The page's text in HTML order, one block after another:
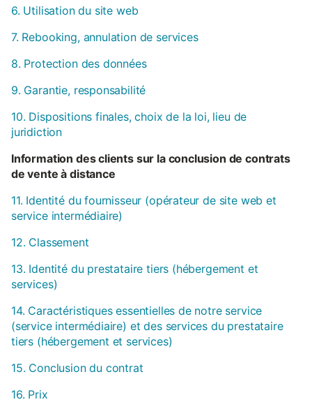
6. Utilisation du site web
7. Rebooking, annulation de services
8. Protection des données
9. Garantie, responsabilité
10. Dispositions finales, choix de la loi, lieu de
juridiction
Information des clients sur la conclusion de contrats
de vente à distance
11. Identité du fournisseur (opérateur de site web et
service intermédiaire)
12. Classement
13. Identité du prestataire tiers (hébergement et
services)
14. Caractéristiques essentielles de notre service
(service intermédiaire) et des services du prestataire
tiers (hébergement et services)
15. Conclusion du contrat
16. Prix